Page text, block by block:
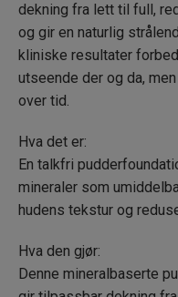
Neutral
Medium
Tan Nude
Golden
dekning fra lett til full,
og gir en naturlig
kliniske resultater
utseende der og da,
over tid.
Hva det er:
En talkfri
mineraler som
hudens tekstur og
Hva den gjør:
Denne mineralbaserte